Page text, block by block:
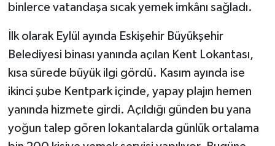
binlerce vatandaşa sıcak yemek imkânı sağladı.
İlk olarak Eylül ayında Eskişehir Büyükşehir
Belediyesi binası yanında açılan Kent Lokantası,
kısa sürede büyük ilgi gördü. Kasım ayında ise
ikinci şube Kentpark içinde, yapay plajın hemen
yanında hizmete girdi. Açıldığı günden bu yana
yoğun talep gören lokantalarda günlük ortalama